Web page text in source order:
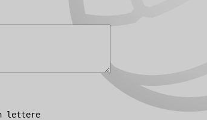
lettere